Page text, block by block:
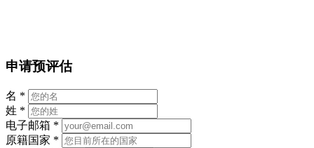
申请预评估
名 *
姓 *
电子邮箱 *
原籍国家 *